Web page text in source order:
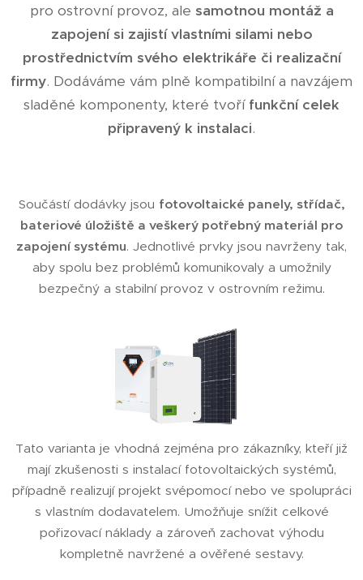
pro ostrovní provoz, ale samotnou montáž a
zapojení si zajistí vlastními silami nebo
prostřednictvím svého elektrikáře či realizační
firmy. Dodáváme vám plně kompatibilní a navzájem
sladěné komponenty, které tvoří funkční celek
připravený k instalaci.
Součástí dodávky jsou fotovoltaické panely, střídač,
bateriové úložiště a veškerý potřebný materiál pro
zapojení systému. Jednotlivé prvky jsou navrženy tak,
aby spolu bez problémů komunikovaly a umožnily
bezpečný a stabilní provoz v ostrovním režimu.
Tato varianta je vhodná zejména pro zákazníky, kteří již
mají zkušenosti s instalací fotovoltaických systémů,
případně realizují projekt svépomocí nebo ve spolupráci
s vlastním dodavatelem. Umožňuje snížit celkové
pořizovací náklady a zároveň zachovat výhodu
kompletně navržené a ověřené sestavy.